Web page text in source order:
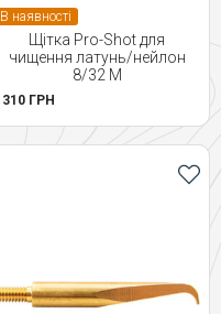
В наявності
Щітка Pro-Shot для
чищення латунь/нейлон
8/32 M
310 ГРН